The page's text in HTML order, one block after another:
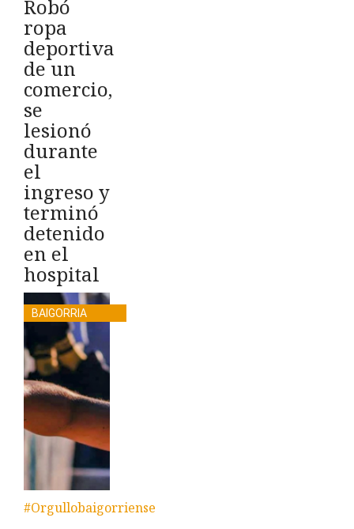
Robó
ropa
deportiva
de un
comercio,
se
lesionó
durante
el
ingreso y
terminó
detenido
en el
hospital
#Orgullobaigorriense
BAIGORRIA